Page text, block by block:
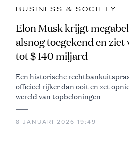
BUSINESS & SOCIETY
Elon Musk krijgt
alsnog toegekend en ziet
tot $ 140 miljard
Een historische
officieel rijker dan ooit en zet
wereld van topbeloningen
8 JANUARI 2026 19:49